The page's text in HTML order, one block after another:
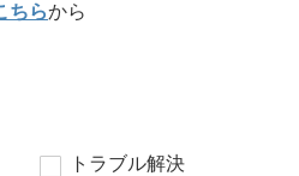
ちらから
トラブル解決